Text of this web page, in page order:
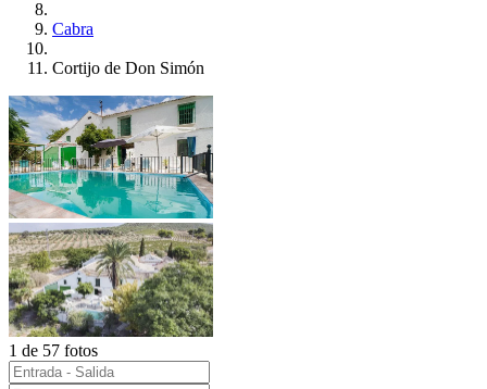
Cabra
Cortijo de Don Simón
1 de 57 fotos